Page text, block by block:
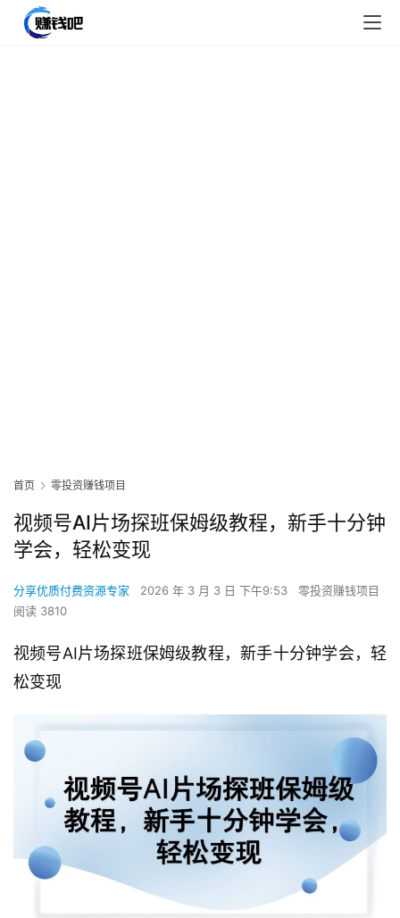
首页 零投资赚钱项目
视频号AI片场探班保姆级教程，新手十分钟
学会，轻松变现
分享优质付费资源专家 2026 年 3 月 3 日 下午9:53
零投资赚钱项目
阅读 3810
视频号AI片场探班保姆级教程，新手十分钟学会，轻
松变现